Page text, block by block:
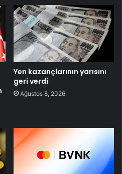
Yen kazançlarının yarısını
geri verdi
Ağustos 8, 2026